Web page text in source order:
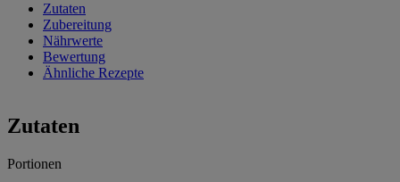
Zutaten
Zubereitung
Nährwerte
Bewertung
Ähnliche Rezepte
Zutaten
Portionen